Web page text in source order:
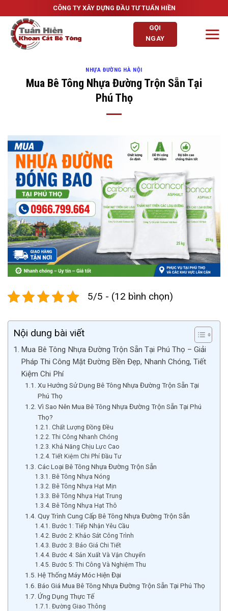
to
content
CÔNG TY XÂY DỰNG ĐẦU TƯ TUẤN HIỀN
GỌI
NGAY
NHỰA ĐƯỜNG HÀ NỘI
Mua Bê Tông Nhựa Đường Trộn Sẵn Tại
Phú Thọ
5/5 - (12 bình chọn)
Nội dung bài viết
Mua Bê Tông Nhựa Đường Trộn Sẵn Tại Phú Thọ – Giải
Pháp Thi Công Mặt Đường Bền Đẹp, Nhanh Chóng, Tiết
Kiệm Chi Phí
Xu Hướng Sử Dụng Bê Tông Nhựa Đường Trộn Sẵn Tại
Phú Thọ
Vì Sao Nên Mua Bê Tông Nhựa Đường Trộn Sẵn Tại Phú
Thọ?
Chất Lượng Đồng Đều
Thi Công Nhanh Chóng
Khả Năng Chịu Lực Cao
Tiết Kiệm Chi Phí Đầu Tư
Các Loại Bê Tông Nhựa Đường Trộn Sẵn
Bê Tông Nhựa Nóng
Bê Tông Nhựa Hạt Mịn
Bê Tông Nhựa Hạt Trung
Bê Tông Nhựa Hạt Thô
Quy Trình Cung Cấp Bê Tông Nhựa Đường Trộn Sẵn
Bước 1: Tiếp Nhận Yêu Cầu
Bước 2: Khảo Sát Công Trình
Bước 3: Báo Giá Chi Tiết
Bước 4: Sản Xuất Và Vận Chuyển
Bước 5: Thi Công Và Nghiệm Thu
Hệ Thống Máy Móc Hiện Đại
Báo Giá Mua Bê Tông Nhựa Đường Trộn Sẵn Tại Phú Thọ
Ứng Dụng Thực Tế
Đường Giao Thông